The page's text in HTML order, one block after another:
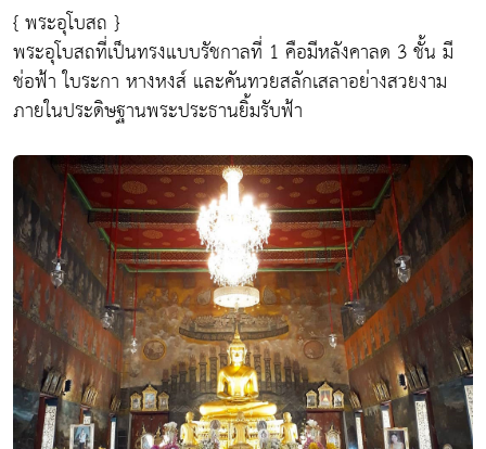
{ พระอุโบสถ }
พระอุโบสถที่เป็นทรงแบบรัชกาลที่ 1 คือมีหลังคาลด 3 ชั้น มี
ช่อฟ้า ใบระกา หางหงส์ และคันทวยสลักเสลาอย่างสวยงาม
ภายในประดิษฐานพระประธานยิ้มรับฟ้า